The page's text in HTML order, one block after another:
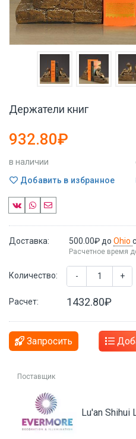
Держатели книг
932.80₽
в наличии
Добавить в избранное
Доставка: 500.00₽ до Ohio
Расчетное время
Количество: - +
Расчет: 1432.80₽
Запросить
Поставщик
Lu'an Shihui